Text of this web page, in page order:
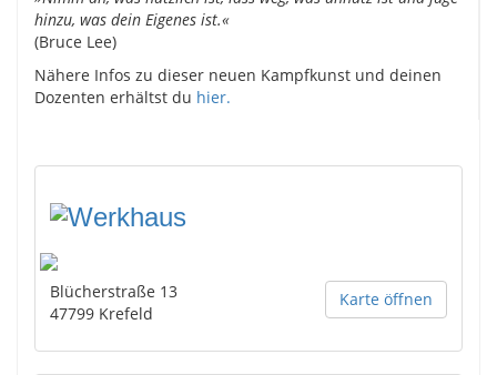
hinzu, was dein Eigenes ist.«
(Bruce Lee)
Nähere Infos zu dieser neuen Kampfkunst und deinen
Dozenten erhältst du hier.
Karte öffnen
Blücherstraße 13
47799 Krefeld